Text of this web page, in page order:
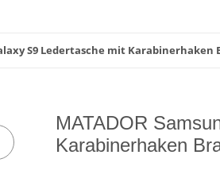
S9 Ledertasche mit Karabinerhaken
MATADOR
Karabinerhaken